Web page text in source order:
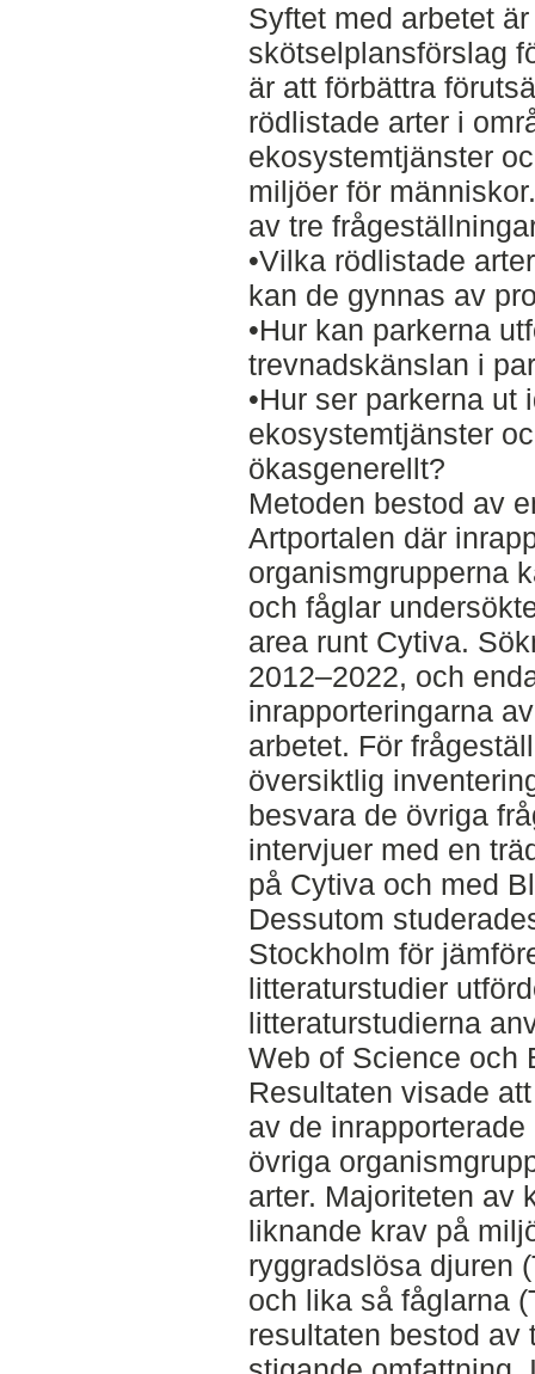
Syftet med arbetet
skötselplansförslag
är att förbättra
rödlistade arter i
ekosystemtjänster
miljöer för
av tre
•Vilka rödlistade
kan de gynnas av
•Hur kan parkerna
trevnadskänslan i
•Hur ser parkerna ut
ekosystemtjänster
ökasgenerellt?
Metoden bestod av
Artportalen där
organismgrupperna
och fåglar
area runt Cytiva.
2012–2022, och
inrapporteringarna
arbetet. För
översiktlig
besvara de övriga
intervjuer med en
på Cytiva och med
Dessutom
Stockholm för
litteraturstudier
litteraturstudierna
Web of Science och
Resultaten visade
av de
övriga
arter. Majoriteten av
liknande krav på
ryggradslösa djuren
och lika så fåglarna
resultaten bestod av